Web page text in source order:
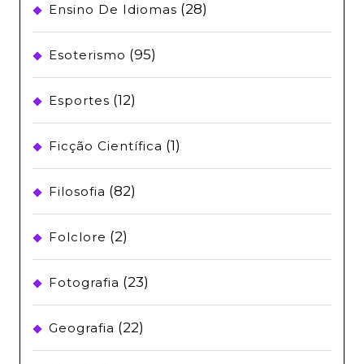
Ensino De Idiomas (28)
Esoterismo (95)
Esportes (12)
Ficção Científica (1)
Filosofia (82)
Folclore (2)
Fotografia (23)
Geografia (22)